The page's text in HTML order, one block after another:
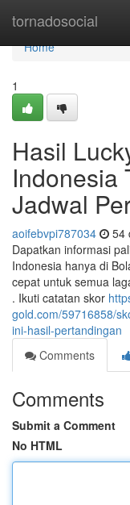
tornadosocial
Home
Home
1
Hasil
Indonesia
Jadwal
aoifebvpi787034 54
Dapatkan informasi
Indonesia hanya di
cepat untuk semua
. Ikuti catatan skor
gold.com/59716858/
ini-hasil-pertandingan
Comments
Comments
Submit a Comment
No HTML